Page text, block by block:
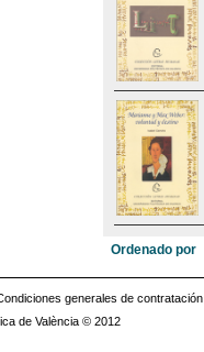
Ordenado por
generales de contratación
de València © 2012